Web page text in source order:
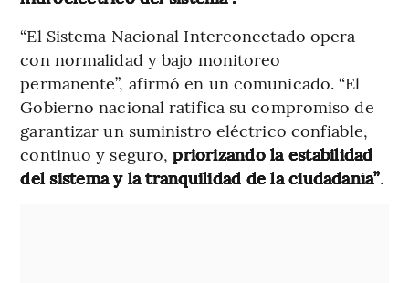
“El Sistema Nacional Interconectado opera
con normalidad y bajo monitoreo
permanente”, afirmó en un comunicado. “El
Gobierno nacional ratifica su compromiso de
garantizar un suministro eléctrico confiable,
continuo y seguro,priorizando la estabilidad
del sistema y la tranquilidad de la ciudadanía”.